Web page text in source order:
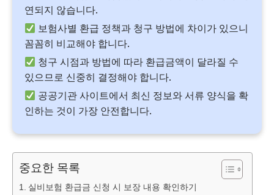
연되지 않습니다.
보험사별 환급 정책과 청구 방법에 차이가 있으니
꼼꼼히 비교해야 합니다.
청구 시점과 방법에 따라 환급금액이 달라질 수
있으므로 신중히 결정해야 합니다.
공공기관 사이트에서 최신 정보와 서류 양식을 확
인하는 것이 가장 안전합니다.
중요한 목록
실비보험 환급금 신청 시 보장 내용 확인하기